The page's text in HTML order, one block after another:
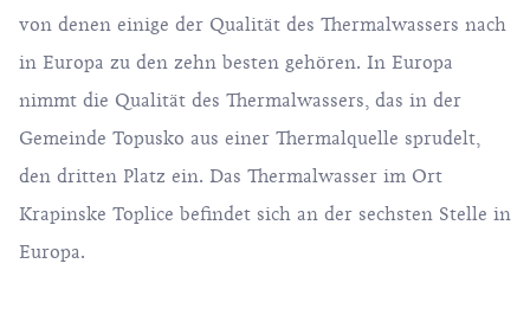
von denen einige der Qualität des Thermalwassers nach
in Europa zu den zehn besten gehören. In Europa
nimmt die Qualität des Thermalwassers, das in der
Gemeinde Topusko aus einer Thermalquelle sprudelt,
den dritten Platz ein. Das Thermalwasser im Ort
Krapinske Toplice befindet sich an der sechsten Stelle in
Europa.